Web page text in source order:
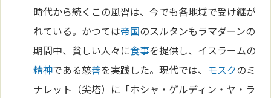
時代から続くこの風習は、今でも各地域で受け継が
れている。かつては帝国のスルタンもラマダーンの
期間中、貧しい人々に食事を提供し、イスラームの
精神である慈善を実践した。現代では、 モスクのミ
ナレット（尖塔）に「ホシャ・ゲルディン・ヤ・ラ